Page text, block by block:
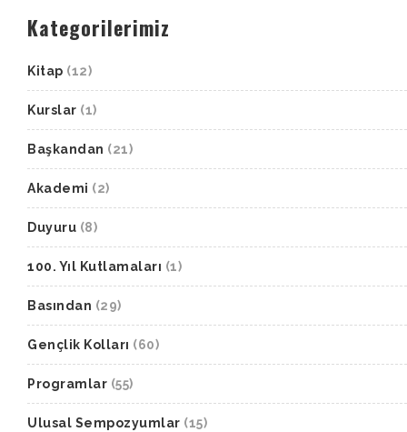
Kategorilerimiz
Kitap (12)
Kurslar (1)
Başkandan (21)
Akademi (2)
Duyuru (8)
100. Yıl Kutlamaları (1)
Basından (29)
Gençlik Kolları (60)
Programlar (55)
Ulusal Sempozyumlar (15)